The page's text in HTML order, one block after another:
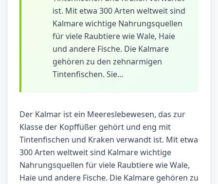
ist. Mit etwa 300 Arten weltweit sind
Kalmare wichtige Nahrungsquellen
für viele Raubtiere wie Wale, Haie
und andere Fische. Die Kalmare
gehören zu den zehnarmigen
Tintenfischen. Sie...
Der Kalmar ist ein Meereslebewesen, das zur
Klasse der Kopffüßer gehört und eng mit
Tintenfischen und Kraken verwandt ist. Mit etwa
300 Arten weltweit sind Kalmare wichtige
Nahrungsquellen für viele Raubtiere wie Wale,
Haie und andere Fische. Die Kalmare gehören zu